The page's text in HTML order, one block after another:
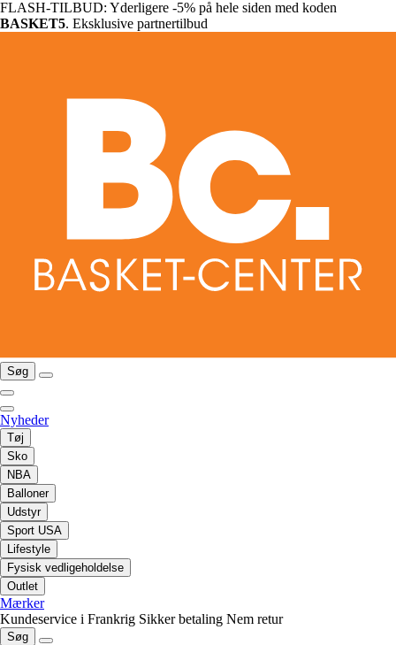
FLASH-TILBUD: Yderligere -5% på hele siden med koden
BASKET5. Eksklusive partnertilbud
Søg
Nyheder
Tøj
Sko
NBA
Balloner
Udstyr
Sport USA
Lifestyle
Fysisk vedligeholdelse
Outlet
Mærker
Kundeservice i Frankrig Sikker betaling Nem retur
Søg